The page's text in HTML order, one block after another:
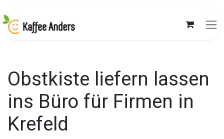
Obstkiste liefern lassen
ins Büro für Firmen in
Krefeld